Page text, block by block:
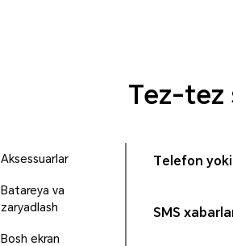
Tez-tez
Aksessuarlar
Batareya va
zaryadlash
Bosh ekran
Telefon
SMS